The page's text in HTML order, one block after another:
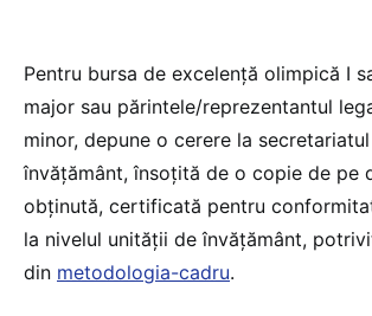
Pentru bursa de excelență olimpică I
major sau părintele/reprezentantul
minor, depune o cerere la
învățământ, însoțită de o copie de pe
obținută, certificată pentru
la nivelul unității de învățământ,
din metodologia-cadru.